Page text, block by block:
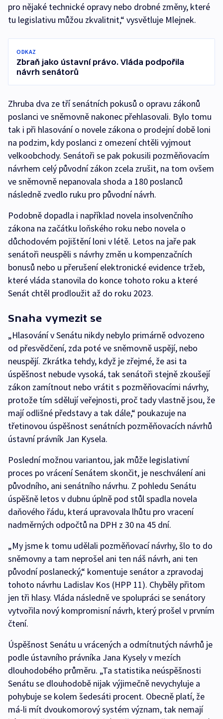
pro nějaké technické opravy nebo drobné změny, které
tu legislativu můžou zkvalitnit,“ vysvětluje Mlejnek.
ODKAZ
Zbraň jako ústavní právo. Vláda podpořila
návrh senátorů
Zhruba dva ze tří senátních pokusů o opravu zákonů
poslanci ve sněmovně nakonec přehlasovali. Bylo tomu
tak i při hlasování o novele zákona o prodejní době loni
na podzim, kdy poslanci z omezení chtěli vyjmout
velkoobchody. Senátoři se pak pokusili pozměňovacím
návrhem celý původní zákon zcela zrušit, na tom ovšem
ve sněmovně nepanovala shoda a 180 poslanců
následně zvedlo ruku pro původní návrh.
Podobně dopadla i například novela insolvenčního
zákona na začátku loňského roku nebo novela o
důchodovém pojištění loni v létě. Letos na jaře pak
senátoři neuspěli s návrhy změn u kompenzačních
bonusů nebo u přerušení elektronické evidence tržeb,
které vláda stanovila do konce tohoto roku a které
Senát chtěl prodloužit až do roku 2023.
Snaha vymezit se
„Hlasování v Senátu nikdy nebylo primárně odvozeno
od přesvědčení, zda poté ve sněmovně uspějí, nebo
neuspějí. Zkrátka tehdy, když je zřejmé, že asi ta
úspěšnost nebude vysoká, tak senátoři stejně zkoušejí
zákon zamítnout nebo vrátit s pozměňovacími návrhy,
protože tím sdělují veřejnosti, proč tady vlastně jsou, že
mají odlišné představy a tak dále,“ poukazuje na
třetinovou úspěšnost senátních pozměňovacích návrhů
ústavní právník Jan Kysela.
Poslední možnou variantou, jak může legislativní
proces po vrácení Senátem skončit, je neschválení ani
původního, ani senátního návrhu. Z pohledu Senátu
úspěšně letos v dubnu úplně pod stůl spadla novela
daňového řádu, která upravovala lhůtu pro vracení
nadměrných odpočtů na DPH z 30 na 45 dní.
„My jsme k tomu udělali pozměňovací návrhy, šlo to do
sněmovny a tam neprošel ani ten náš návrh, ani ten
původní poslanecký,“ komentuje senátor a zpravodaj
tohoto návrhu Ladislav Kos (HPP 11). Chyběly přitom
jen tři hlasy. Vláda následně ve spolupráci se senátory
vytvořila nový kompromisní návrh, který prošel v prvním
čtení.
Úspěšnost Senátu u vrácených a odmítnutých návrhů je
podle ústavního právníka Jana Kysely v mezích
dlouhodobého průměru. „Ta statistika neúspěšnosti
Senátu se dlouhodobě nijak výjimečně nevychyluje a
pohybuje se kolem šedesáti procent. Obecně platí, že
má-li mít dvoukomorový systém význam, tak nemají